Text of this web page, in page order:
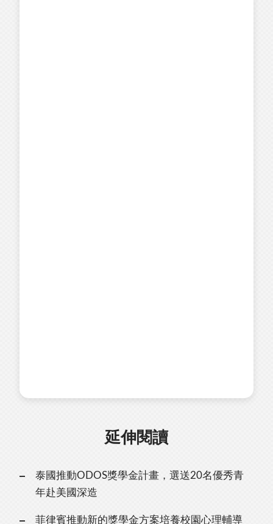
延伸閱讀
泰國推動ODOS獎學金計畫，選送20名優秀青
年赴美國深造
菲律賓推動新的獎學金方案培養校園心理輔導